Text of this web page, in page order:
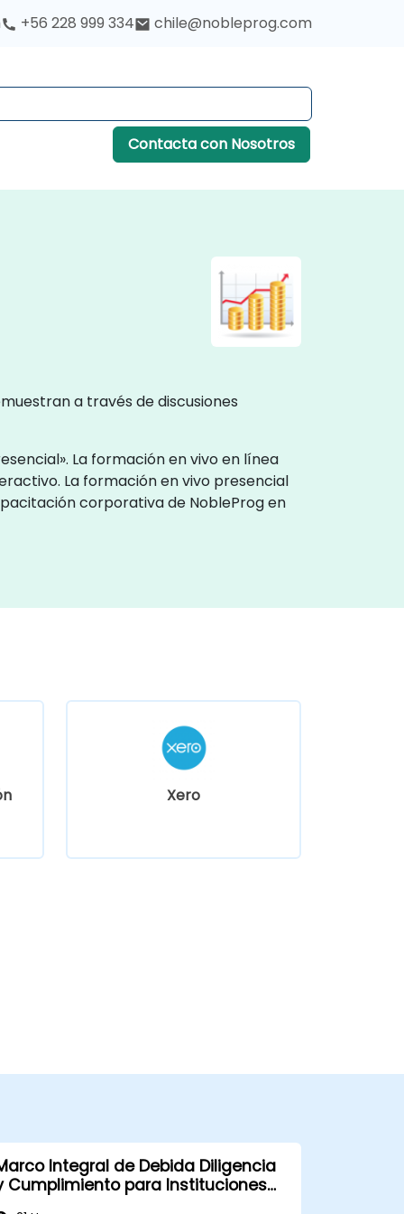
+56 228 999 334 chile@nobleprog.com
Contacta con Nosotros
a través de discusiones
La formación en vivo en línea
La formación en vivo presencial
corporativa de NobleProg en
Xero
Integral de Debida Diligencia
Cumplimiento para Instituciones